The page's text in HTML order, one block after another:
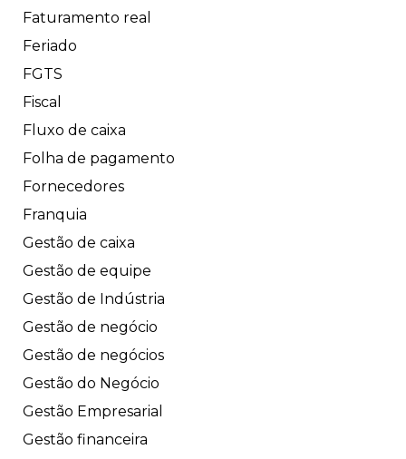
Faturamento real
Feriado
FGTS
Fiscal
Fluxo de caixa
Folha de pagamento
Fornecedores
Franquia
Gestão de caixa
Gestão de equipe
Gestão de Indústria
Gestão de negócio
Gestão de negócios
Gestão do Negócio
Gestão Empresarial
Gestão financeira